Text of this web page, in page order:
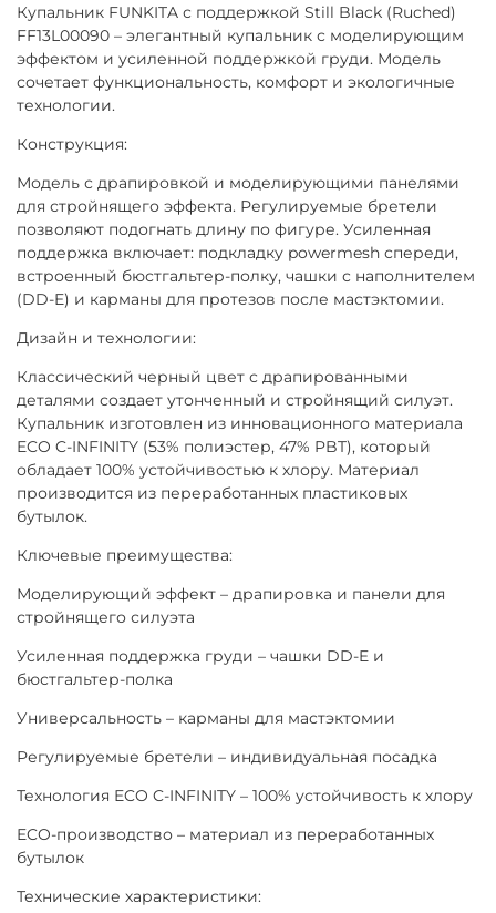
Купальник FUNKITA с поддержкой Still Black (Ruched)
FF13L00090 – элегантный купальник с моделирующим
эффектом и усиленной поддержкой груди. Модель
сочетает функциональность, комфорт и экологичные
технологии.
Конструкция:
Модель с драпировкой и моделирующими панелями
для стройнящего эффекта. Регулируемые бретели
позволяют подогнать длину по фигуре. Усиленная
поддержка включает: подкладку powermesh спереди,
встроенный бюстгальтер-полку, чашки с наполнителем
(DD-E) и карманы для протезов после мастэктомии.
Дизайн и технологии:
Классический черный цвет с драпированными
деталями создает утонченный и стройнящий силуэт.
Купальник изготовлен из инновационного материала
ECO C-INFINITY (53% полиэстер, 47% PBT), который
обладает 100% устойчивостью к хлору. Материал
производится из переработанных пластиковых
бутылок.
Ключевые преимущества:
Моделирующий эффект – драпировка и панели для
стройнящего силуэта
Усиленная поддержка груди – чашки DD-E и
бюстгальтер-полка
Универсальность – карманы для мастэктомии
Регулируемые бретели – индивидуальная посадка
Технология ECO C-INFINITY – 100% устойчивость к хлору
ECO-производство – материал из переработанных
бутылок
Технические характеристики: